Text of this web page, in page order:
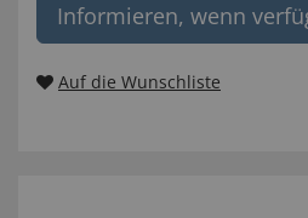
Informieren, wenn
Auf die Wunschliste